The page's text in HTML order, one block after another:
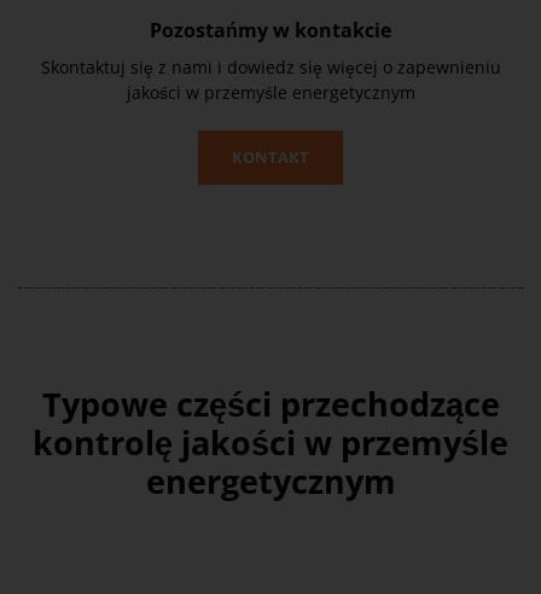
Pozostańmy w kontakcie
Skontaktuj się z nami i dowiedz się więcej o zapewnieniu
jakości w przemyśle energetycznym
KONTAKT
Typowe części przechodzące
kontrolę jakości w przemyśle
energetycznym